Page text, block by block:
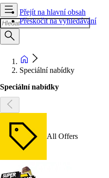
Přejít na hlavní obsah
Přeskočit na vyhledávání
Speciální nabídky
Speciální nabídky
All Offers